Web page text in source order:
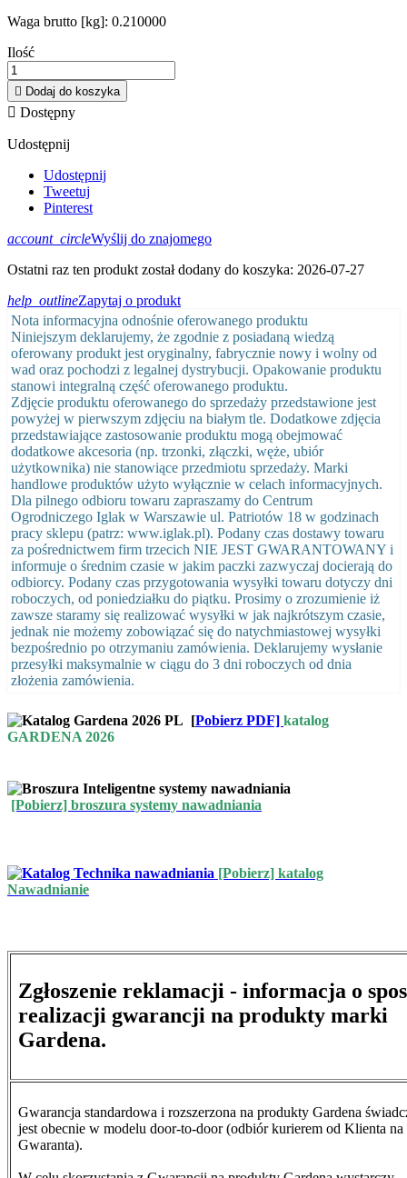
Waga brutto [kg]: 0.210000
Ilość
 Dodaj do koszyka
 Dostępny
Udostępnij
Udostępnij
Tweetuj
Pinterest
account_circleWyślij do znajomego
Ostatni raz ten produkt został dodany do koszyka: 2026-07-27
help_outlineZapytaj o produkt
Nota informacyjna odnośnie oferowanego produktu
Niniejszym deklarujemy, że zgodnie z posiadaną wiedzą
oferowany produkt jest oryginalny, fabrycznie nowy i wolny od
wad oraz pochodzi z legalnej dystrybucji. Opakowanie produktu
stanowi integralną część oferowanego produktu.
Zdjęcie produktu oferowanego do sprzedaży przedstawione jest
powyżej w pierwszym zdjęciu na białym tle. Dodatkowe zdjęcia
przedstawiające zastosowanie produktu mogą obejmować
dodatkowe akcesoria (np. trzonki, złączki, węże, ubiór
użytkownika) nie stanowiące przedmiotu sprzedaży. Marki
handlowe produktów użyto wyłącznie w celach informacyjnych.
Dla pilnego odbioru towaru zapraszamy do Centrum
Ogrodniczego Iglak w Warszawie ul. Patriotów 18 w godzinach
pracy sklepu (patrz: www.iglak.pl). Podany czas dostawy towaru
za pośrednictwem firm trzecich NIE JEST GWARANTOWANY i
informuje o średnim czasie w jakim paczki zazwyczaj docierają do
odbiorcy. Podany czas przygotowania wysyłki towaru dotyczy dni
roboczych, od poniedziałku do piątku. Prosimy o zrozumienie iż
zawsze staramy się realizować wysyłki w jak najkrótszym czasie,
jednak nie możemy zobowiązać się do natychmiastowej wysyłki
bezpośrednio po otrzymaniu zamówienia. Deklarujemy wysłanie
przesyłki maksymalnie w ciągu do 3 dni roboczych od dnia
złożenia zamówienia.
[Pobierz PDF] katalog
GARDENA 2026
[Pobierz] broszura systemy nawadniania
[Pobierz] katalog
Nawadnianie
Zgłoszenie reklamacji - informacja o
realizacji gwarancji na produkty marki
Gardena.
Gwarancja standardowa i rozszerzona na produkty Gardena
jest obecnie w modelu door-to-door (odbiór kurierem od Klienta na
Gwaranta).